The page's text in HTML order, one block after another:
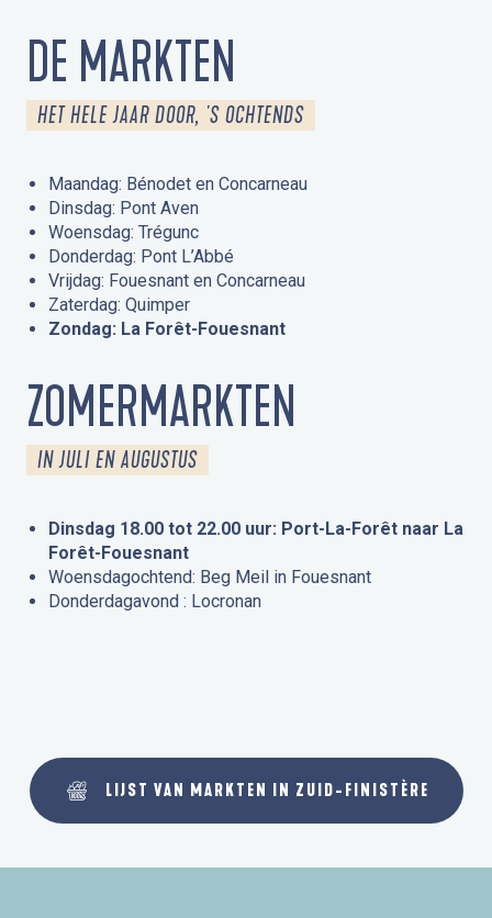
DE MARKTEN
HET HELE JAAR DOOR, 'S OCHTENDS
Maandag: Bénodet en Concarneau
Dinsdag: Pont Aven
Woensdag: Trégunc
Donderdag: Pont L’Abbé
Vrijdag: Fouesnant en Concarneau
Zaterdag: Quimper
Zondag: La Forêt-Fouesnant
ZOMERMARKTEN
IN JULI EN AUGUSTUS
Dinsdag 18.00 tot 22.00 uur: Port-La-Forêt naar La
Forêt-Fouesnant
Woensdagochtend: Beg Meil in Fouesnant
Donderdagavond : Locronan
LIJST VAN MARKTEN IN ZUID-FINISTÈRE